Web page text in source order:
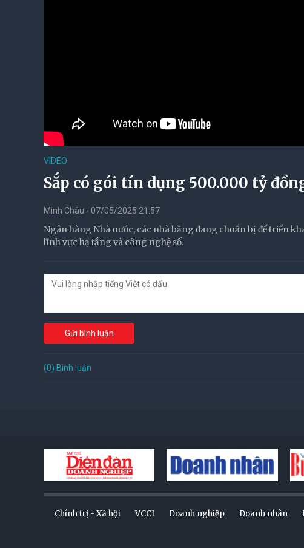
VIDEO
Sắp có gói tín dụng 500.000 tỷ
Minh Châu - 07/05/2025 21:57
Ngân hàng Nhà nước, các nhà băng đang chuẩn bị để triển
lĩnh vực hạ tầng và công nghệ số.
Gửi bình luận
(0) Bình luận
Chính trị - Xã hội VCCI Doanh nghiệp Doanh nhân